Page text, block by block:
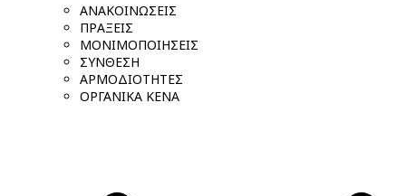
ΑΝΑΚΟΙΝΩΣΕΙΣ
ΠΡΑΞΕΙΣ
ΜΟΝΙΜΟΠΟΙΗΣΕΙΣ
ΣΥΝΘΕΣΗ
ΑΡΜΟΔΙΟΤΗΤΕΣ
ΟΡΓΑΝΙΚΑ ΚΕΝΑ